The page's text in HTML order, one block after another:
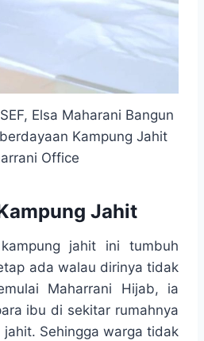
Elsa Maharani Bangun
Kampung Jahit
Office
Jahit
jahit ini tumbuh
ada walau dirinya tidak
Maharrani Hijab, ia
ibu di sekitar rumahnya
Sehingga warga tidak